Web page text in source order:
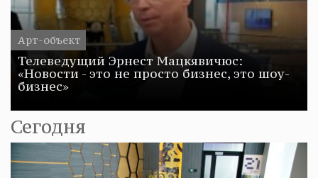
Арт-объект
Телеведущий Эрнест Мацкявичюс:
«Новости - это не просто бизнес, это шоу-
бизнес»
Сегодня